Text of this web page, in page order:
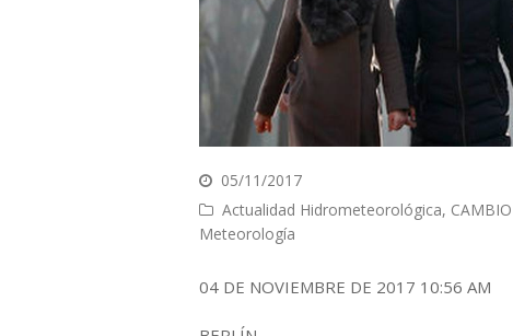
05/11/2017
Actualidad Hidrometeorológica,
Meteorología
04 DE NOVIEMBRE DE 2017 10:56 AM